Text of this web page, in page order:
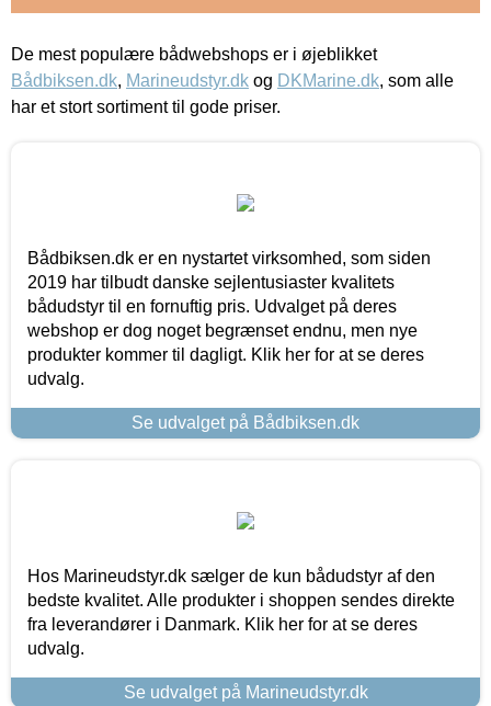
De mest populære bådwebshops er i øjeblikket
Bådbiksen.dk, Marineudstyr.dk og DKMarine.dk, som alle
har et stort sortiment til gode priser.
Bådbiksen.dk er en nystartet virksomhed, som siden
2019 har tilbudt danske sejlentusiaster kvalitets
bådudstyr til en fornuftig pris. Udvalget på deres
webshop er dog noget begrænset endnu, men nye
produkter kommer til dagligt. Klik her for at se deres
udvalg.
Se udvalget på Bådbiksen.dk
Hos Marineudstyr.dk sælger de kun bådudstyr af den
bedste kvalitet. Alle produkter i shoppen sendes direkte
fra leverandører i Danmark. Klik her for at se deres
udvalg.
Se udvalget på Marineudstyr.dk